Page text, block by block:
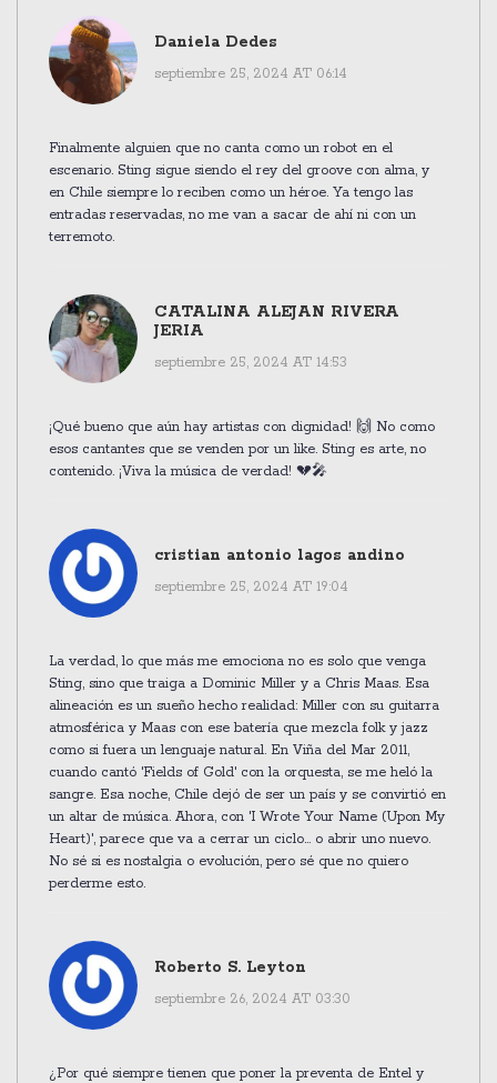
Daniela Dedes
septiembre 25, 2024 AT 06:14
Finalmente alguien que no canta como un robot en el
escenario. Sting sigue siendo el rey del groove con alma, y
en Chile siempre lo reciben como un héroe. Ya tengo las
entradas reservadas, no me van a sacar de ahí ni con un
terremoto.
CATALINA ALEJAN RIVERA
JERIA
septiembre 25, 2024 AT 14:53
¡Qué bueno que aún hay artistas con dignidad! 🙌 No como
esos cantantes que se venden por un like. Sting es arte, no
contenido. ¡Viva la música de verdad! 💔🎤
cristian antonio lagos andino
septiembre 25, 2024 AT 19:04
La verdad, lo que más me emociona no es solo que venga
Sting, sino que traiga a Dominic Miller y a Chris Maas. Esa
alineación es un sueño hecho realidad: Miller con su guitarra
atmosférica y Maas con ese batería que mezcla folk y jazz
como si fuera un lenguaje natural. En Viña del Mar 2011,
cuando cantó 'Fields of Gold' con la orquesta, se me heló la
sangre. Esa noche, Chile dejó de ser un país y se convirtió en
un altar de música. Ahora, con 'I Wrote Your Name (Upon My
Heart)', parece que va a cerrar un ciclo… o abrir uno nuevo.
No sé si es nostalgia o evolución, pero sé que no quiero
perderme esto.
Roberto S. Leyton
septiembre 26, 2024 AT 03:30
¿Por qué siempre tienen que poner la preventa de Entel y